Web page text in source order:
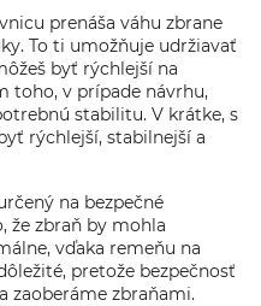
prenáša váhu zbrane
To ti umožňuje udržiavať
byť rýchlejší na
toho, v prípade návrhu,
stabilitu. V krátke, s
rýchlejší, stabilnejší a
na bezpečné
že zbraň by mohla
vďaka remeňu na
pretože bezpečnosť
zaoberáme zbraňami.